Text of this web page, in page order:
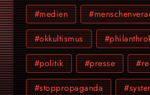
#medien
#okkultismus
#politik #presse
#stoppropaganda